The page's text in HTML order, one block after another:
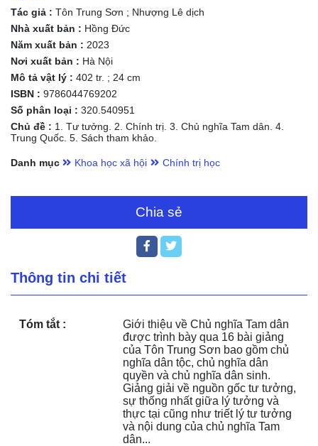
Tác giả : Tôn Trung Sơn ; Nhượng Lê dịch
Nhà xuất bản : Hồng Đức
Năm xuất bản : 2023
Nơi xuất bản : Hà Nội
Mô tả vật lý : 402 tr. ; 24 cm
ISBN : 9786044769202
Số phân loại : 320.540951
Chủ đề : 1. Tư tưởng. 2. Chính trị. 3. Chủ nghĩa Tam dân. 4.
Trung Quốc. 5. Sách tham khảo.
Danh mục Khoa học xã hội Chính trị học
Chia sẻ
Thông tin chi tiết
Tóm tắt :
Giới thiệu về Chủ nghĩa Tam dân
được trình bày qua 16 bài giảng
của Tôn Trung Sơn bao gồm chủ
nghĩa dân tộc, chủ nghĩa dân
quyền và chủ nghĩa dân sinh.
Giảng giải về nguồn gốc tư tưởng,
sự thống nhất giữa lý tưởng và
thực tại cũng như triết lý tư tưởng
và nội dung của chủ nghĩa Tam
dân...